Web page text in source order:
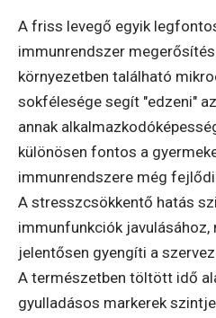
A friss levegő egyik
immunrendszer
környezetben található
sokfélesége segít "edzeni"
annak
különösen fontos a
immunrendszere még
A stresszcsökkentő hatás
immunfunkciók
jelentősen gyengíti a
A természetben töltött idő
gyulladásos markerek